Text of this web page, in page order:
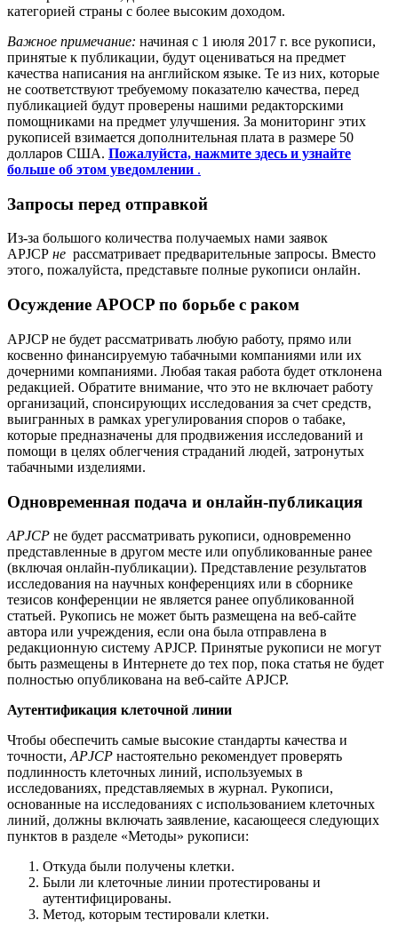
категорией страны с более высоким доходом.
Важное примечание: начиная с 1 июля 2017 г. все рукописи,
принятые к публикации, будут оцениваться на предмет
качества написания на английском языке. Те из них, которые
не соответствуют требуемому показателю качества, перед
публикацией будут проверены нашими редакторскими
помощниками на предмет улучшения. За мониторинг этих
рукописей взимается дополнительная плата в размере 50
долларов США. Пожалуйста, нажмите здесь и узнайте
больше об этом уведомлении .
Запросы перед отправкой
Из-за большого количества получаемых нами заявок
APJCP не рассматривает предварительные запросы. Вместо
этого, пожалуйста, представьте полные рукописи онлайн.
Осуждение APOCP по борьбе с раком
APJCP не будет рассматривать любую работу, прямо или
косвенно финансируемую табачными компаниями или их
дочерними компаниями. Любая такая работа будет отклонена
редакцией. Обратите внимание, что это не включает работу
организаций, спонсирующих исследования за счет средств,
выигранных в рамках урегулирования споров о табаке,
которые предназначены для продвижения исследований и
помощи в целях облегчения страданий людей, затронутых
табачными изделиями.
Одновременная подача и онлайн-публикация
APJCP не будет рассматривать рукописи, одновременно
представленные в другом месте или опубликованные ранее
(включая онлайн-публикации). Представление результатов
исследования на научных конференциях или в сборнике
тезисов конференции не является ранее опубликованной
статьей. Рукопись не может быть размещена на веб-сайте
автора или учреждения, если она была отправлена ​​​​в
редакционную систему APJCP. Принятые рукописи не могут
быть размещены в Интернете до тех пор, пока статья не будет
полностью опубликована на веб-сайте APJCP.
Аутентификация клеточной линии
Чтобы обеспечить самые высокие стандарты качества и
точности, APJCP настоятельно рекомендует проверять
подлинность клеточных линий, используемых в
исследованиях, представляемых в журнал. Рукописи,
основанные на исследованиях с использованием клеточных
линий, должны включать заявление, касающееся следующих
пунктов в разделе «Методы» рукописи:
Откуда были получены клетки.
Были ли клеточные линии протестированы и
аутентифицированы.
Метод, которым тестировали клетки.